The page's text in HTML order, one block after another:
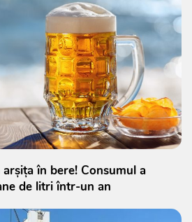
în bere! Consumul a
de litri într-un an